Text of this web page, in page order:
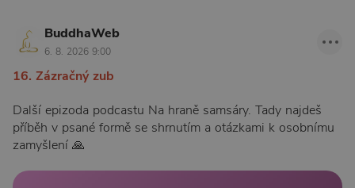
BuddhaWeb
6. 8. 2026 9:00
16. Zázračný zub
Další epizoda podcastu Na hraně samsáry. Tady najdeš
příběh v psané formě se shrnutím a otázkami k osobnímu
zamyšlení 🙏